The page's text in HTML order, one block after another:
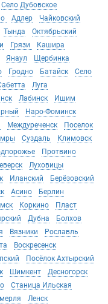
Село Дубовское
Адлер
Чайковский
Тында
Октябрьский
Грязи
Кашира
Янаул
Щербинка
Гродно Батайск
Село
Луга
Лабинск
Ишим
Наро-Фоминск
Междуреченск
Поселок
Суздаль
Климовск
Протвино
Луховицы
Иланский
Берёзовский
Асино
Берлин
Коркино
Пласт
Дубна
Болхов
Вязники
Рославль
Воскресенск
Посёлок Ахтырский
Шимкент
Десногорск
Станица Ильская
Ленск